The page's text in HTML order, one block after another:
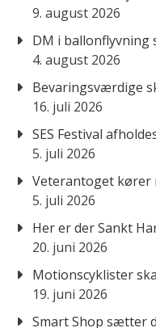
9. august 2026
DM i ballonflyvning
4. august 2026
Bevaringsværdige
16. juli 2026
SES Festival
5. juli 2026
Veterantoget kører
5. juli 2026
Her er der Sankt
20. juni 2026
Motionscyklister
19. juni 2026
Smart Shop sætter